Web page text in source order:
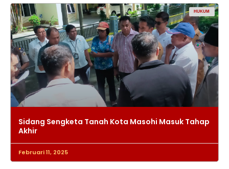
HUKUM
Sidang Sengketa Tanah Kota Masohi Masuk Tahap
Akhir
Februari 11, 2025